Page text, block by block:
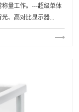
量工作。---超级单体
、高对比显示器...